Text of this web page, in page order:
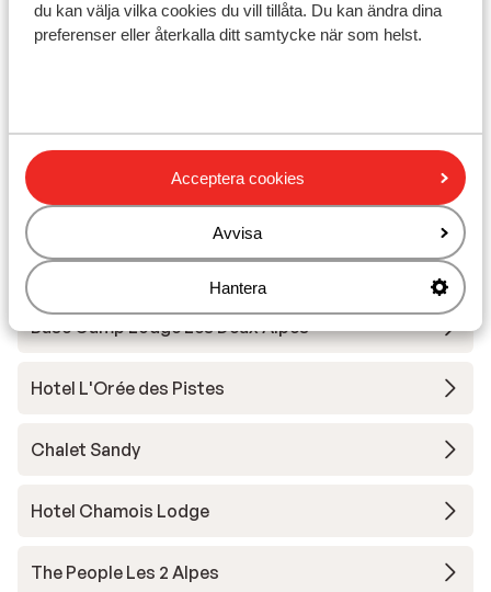
du kan välja vilka cookies du vill tillåta. Du kan ändra dina
preferenser eller återkalla ditt samtycke när som helst.
Acceptera cookies
Avvisa
Hantera
Utrustning
Résidence Neige et Soleil
Chalet Grizzly
Base Camp Lodge Les Deux Alpes
Hotel L'Orée des Pistes
Chalet Sandy
Hotel Chamois Lodge
The People Les 2 Alpes